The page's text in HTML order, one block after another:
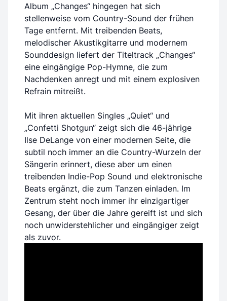
Album „Changes“ hingegen hat sich
stellenweise vom Country-Sound der frühen
Tage entfernt. Mit treibenden Beats,
melodischer Akustikgitarre und modernem
Sounddesign liefert der Titeltrack „Changes“
eine eingängige Pop-Hymne, die zum
Nachdenken anregt und mit einem explosiven
Refrain mitreißt.
Mit ihren aktuellen Singles „Quiet“ und
„Confetti Shotgun“ zeigt sich die 46-jährige
Ilse DeLange von einer modernen Seite, die
subtil noch immer an die Country-Wurzeln der
Sängerin erinnert, diese aber um einen
treibenden Indie-Pop Sound und elektronische
Beats ergänzt, die zum Tanzen einladen. Im
Zentrum steht noch immer ihr einzigartiger
Gesang, der über die Jahre gereift ist und sich
noch unwiderstehlicher und eingängiger zeigt
als zuvor.